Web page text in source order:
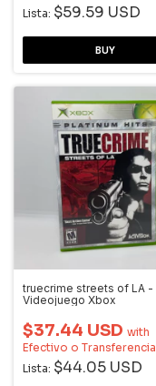
Lista: $59.59 USD
truecrime streets of LA -
Videojuego Xbox
$37.44 USD with
Efectivo o Transferencia
Lista: $44.05 USD